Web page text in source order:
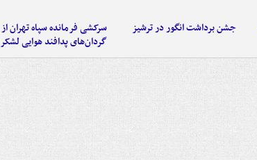
جشن برداشت انگور در ترشیز
سرکشی فرمانده سپاه تهران از
گردان‌های پدافند هوایی لشکر ۲۷